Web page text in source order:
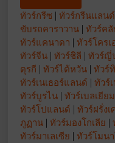
ทัวร์กรีซ |ทัวร์กรีนแลนด์
ขับรถคาราวาน |ทัวร์ค
ทัวร์แคนาดา |ทัวร์โครเ
ทัวร์จีน |ทัวร์ชิลี |ทัวร์ญี่
ตุรกี |ทัวร์ไต้หวัน |ทัวร์
ทัวร์เนเธอร์แลนด์ |ทัวร์
ทัวร์บูรไน |ทัวร์เบลเยียม
ทัวร์โปแลนด์ |ทัวร์ฝรั่งเ
ภูฏาน |ทัวร์มองโกเลีย |
ทัวร์มาเลเซีย |ทัวร์โมน